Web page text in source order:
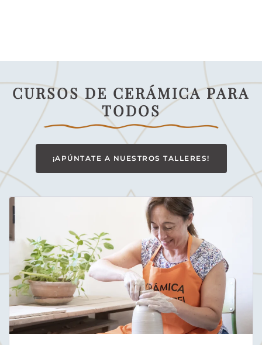
CURSOS DE CERÁMICA PARA
TODOS
¡APÚNTATE A NUESTROS TALLERES!